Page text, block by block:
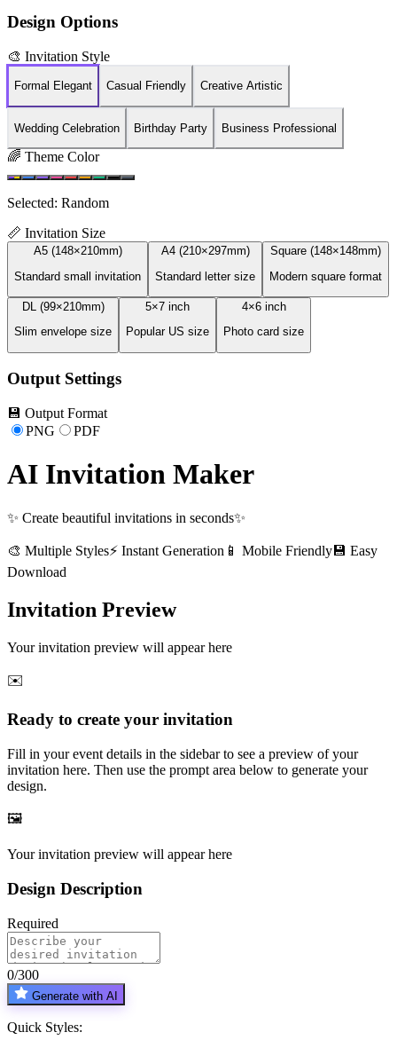
Design Options
🎨 Invitation Style
Formal Elegant Casual Friendly Creative Artistic
Wedding Celebration Birthday Party Business Professional
🌈 Theme Color
Selected: Random
📏 Invitation Size
A5 (148×210mm)
Standard small invitation
A4 (210×297mm)
Standard letter size
Square (148×148mm)
Modern square format
DL (99×210mm)
Slim envelope size
5×7 inch
Popular US size
4×6 inch
Photo card size
Output Settings
💾 Output Format
PNG
PDF
AI Invitation Maker
✨ Create beautiful invitations in seconds✨
🎨 Multiple Styles⚡ Instant Generation 📱 Mobile Friendly 💾 Easy
Download
Invitation Preview
Your invitation preview will appear here
✉️
Ready to create your invitation
Fill in your event details in the sidebar to see a preview of your
invitation here. Then use the prompt area below to generate your
design.
🖼️
Your invitation preview will appear here
Design Description
Required
0/300
Generate with AI
Quick Styles: